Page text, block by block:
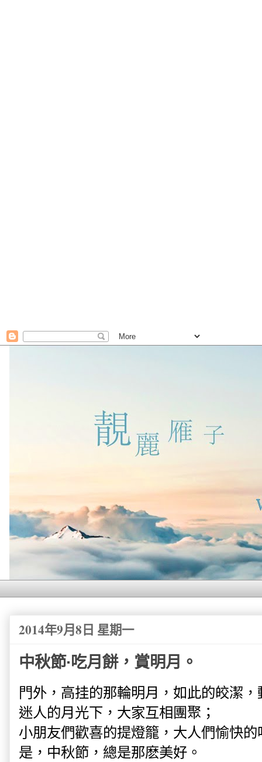
2014年9月8日 星期一
中秋節·吃月餅，賞明月。
門外，高挂的那輪明月，如此的皎潔，
迷人的月光下，大家互相團聚；
小朋友們歡喜的提燈籠，大人們愉快
是，中秋節，總是那麽美好。